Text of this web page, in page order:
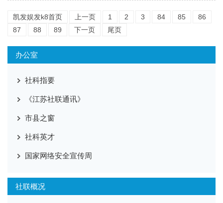
凯发娱发k8首页 上一页 1 2 3 84 85
86
87
88 89 下一页 尾页
办公室
社科指要
《江苏社联通讯》
市县之窗
社科英才
国家网络安全宣传周
社联概况